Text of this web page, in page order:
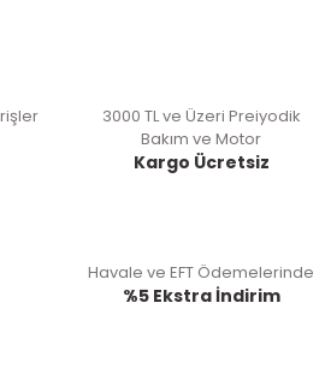
3000 TL ve Üzeri Preiyodik
Bakım ve Motor
Kargo Ücretsiz
Havale ve EFT Ödemelerinde
%5 Ekstra İndirim